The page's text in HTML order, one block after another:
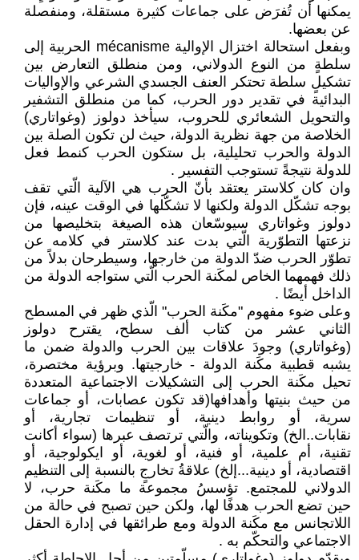
يمكنها أن تُفرَض على ‏جماعات كثيرة مستقلة، ومنفصلة
عن بعضها. ‏
وبفعل استحالة اختزال الإوالية ‏mécanisme‏ ‏الحربية إلى
سلطةٍ من النوع الدولاني، ومن منطلق ‏التعارض بين
تشكيلٍ سلطة تحتكر العنف ‏الجسدي الشرعي والإواليات
البدائية في تقدير دور ‏الحرب، كما من منطلق التشفير
والتحويل ‏الشعائري للحروب، سيأخذ دولوز (وغواتاري)
‏الخلاصة من جهة نظرية الدولة، حيث لن تكون ‏الصلة بين
الدولة والحرب تحليلية، بل ستكون ‏الحرب كنمط فعل
للدولة نتيجةً تستوجب ‏التفسير ‏.‏
وان كان كلاستر يعتقد بأنّ الحرب هي الآلية الّتي ‏تقف
بوجه تشكّل الدولة ولكنها لا تشكّلها في ‏الوقت عينه، فإن
دولوز وغواتاري سيوسّعان هذه ‏الصيغة بتخليصها من
نزعتها التطوّرية الّتي بدت ‏عند كلاستر في كلامه عن
تطوّر الحرب ضدّ الدولة ‏من خارجها، وسيطرحان بدلاً من
ذلك فهمهما ‏الخاص لمكَنة الحرب الّتي ستواجه الدولة من
الداخل ‏أيضًا ‏.‏
وعلى ضوء مفهوم "مكَنة الحرب" الّذي ظهر في ‏المسطح
الثاني عشر من كتاب ألف سطح، يقترح ‏دولوز
(وغواتاري) وجودَ علاقات بين الحرب ‏والدولة ضمن ما
يشبه قطبية مكَنة الدولة - ‏خارجيتها. وبرؤية مختصرة،
تحيل مكَنة الحرب إلى ‏التشكيلات الاجتماعية المتعددة
من حيث بنيتها ‏وأهدافها(قد تكون عصابات، أو جماعات
سرية، ‏أو روابط دينية، أو تنظيمات تجارية، أو
‏نقابات..الخ) وتكويناته، والّتي ترتصف عبرها ‏‏(سواء أكانت
تقنية، أم علمية، أو فنية، أو لغوية، ‏أو ايكولوجية، أو
اقتصادية، أو دينية...إلخ) ‏علاقةُ تخارجٍ بالنسبة إلى التنظيم
الدولاني ‏للمجتمع. تؤسسُ مجموعة ما مكَنة حرب، لا
حين ‏تضع الحرب هدفًا لها، ولكن حين تصبح في حالة ‏من
اللاتجانس مع مكَنة الدولة ومع طرائقها في ‏إدارة الحقل
الاجتماعي والتحكّم به ‏.‏